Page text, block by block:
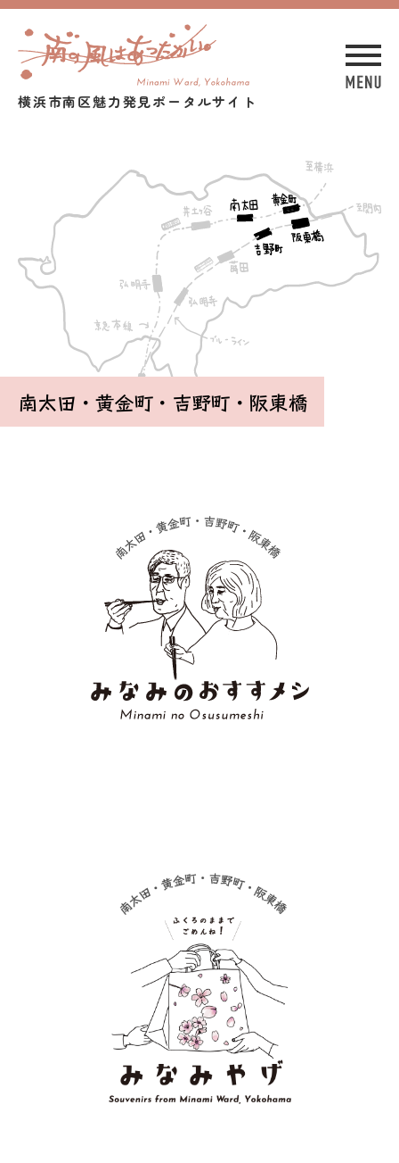
横浜市南区魅力発見ポータルサイト
南太田・黄金町・吉野町・阪東橋